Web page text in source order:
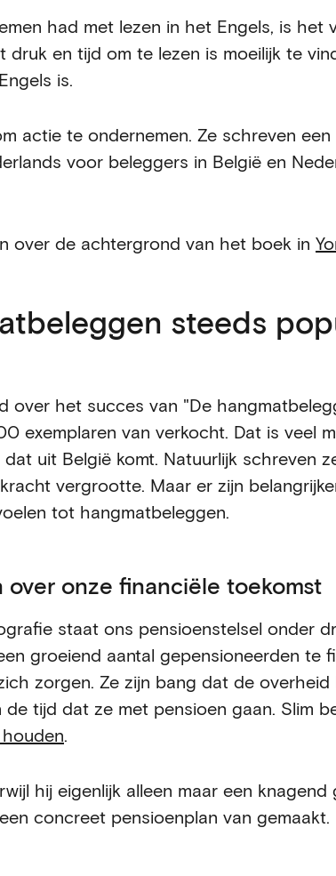
had met lezen in het Engels, is het
druk en tijd om te lezen is moeilijk te
is.
actie te ondernemen. Ze schreven
voor beleggers in België en
over de achtergrond van het boek in
steeds
over het succes van "De
exemplaren van verkocht. Dat is veel
uit België komt. Natuurlijk schreven
vergrootte. Maar er zijn
tot hangmatbeleggen.
over onze financiële toekomst
staat ons pensioenstelsel onder
groeiend aantal gepensioneerden te
zorgen. Ze zijn bang dat de
tijd dat ze met pensioen gaan. Slim
.
hij eigenlijk alleen maar een knagend
concreet pensioenplan van gemaakt.